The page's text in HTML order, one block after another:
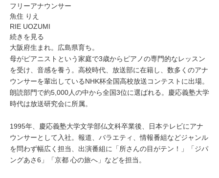
フリーアナウンサー
魚住 りえ
RIE UOZUMI
続きを見る
大阪府生まれ。広島県育ち。
母がピアニストという家庭で3歳からピアノの専門的なレッスン
を受け、音感を養う。高校時代、放送部に在籍し、数多くのアナ
ウンサーを輩出しているNHK杯全国高校放送コンテストに出場。
朗読部門で約5,000人の中から全国3位に選ばれる。慶応義塾大学
時代は放送研究会に所属。
1995年、慶応義塾大学文学部仏文科卒業後、日本テレビにアナ
ウンサーとして入社。報道、バラエティ、情報番組などジャンル
を問わず幅広く担当、出演番組に「所さんの目がテン！」「ジパ
ングあさ6」「京都 心の旅へ」などを担当。